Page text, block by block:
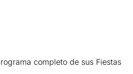
completo de sus Fiestas